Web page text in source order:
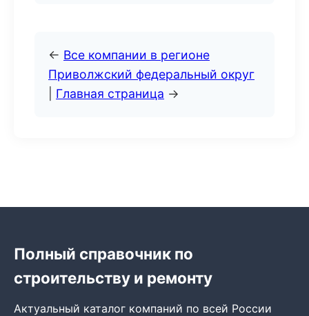
← Все компании в регионе
Приволжский федеральный округ
Главная страница →
Полный справочник по
строительству и ремонту
Актуальный каталог компаний по всей России